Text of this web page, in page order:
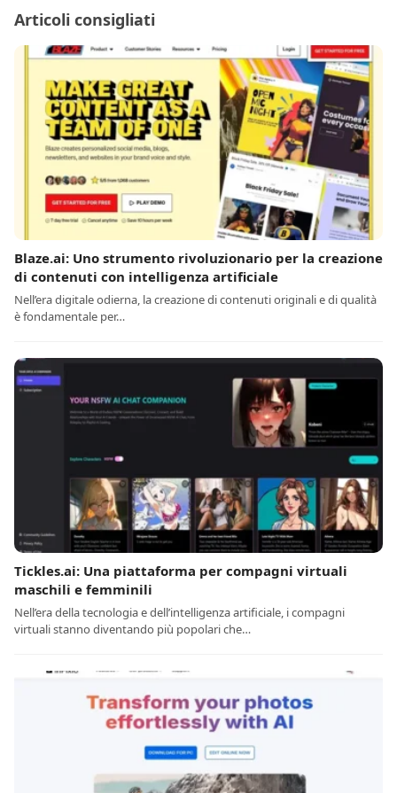
Articoli consigliati
Blaze.ai: Uno strumento rivoluzionario per la creazione
di contenuti con intelligenza artificiale
Nell’era digitale odierna, la creazione di contenuti originali e di qualità
è fondamentale per…
Tickles.ai: Una piattaforma per compagni virtuali
maschili e femminili
Nell’era della tecnologia e dell’intelligenza artificiale, i compagni
virtuali stanno diventando più popolari che…